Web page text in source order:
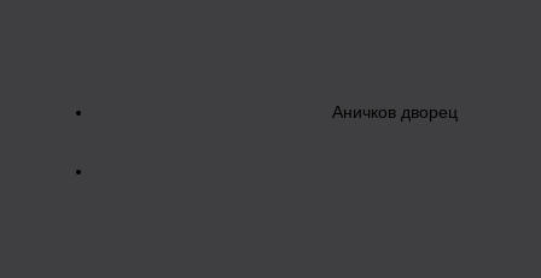
Аничков дворец